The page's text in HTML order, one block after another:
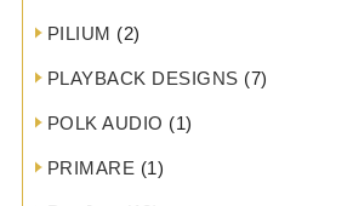
PILIUM (2)
PLAYBACK DESIGNS (7)
POLK AUDIO (1)
PRIMARE (1)